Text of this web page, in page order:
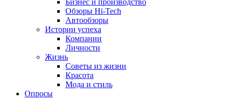
Бизнес и производство
Обзоры Hi-Tech
Автообзоры
Истории успеха
Компании
Личности
Жизнь
Советы из жизни
Красота
Мода и стиль
Опросы